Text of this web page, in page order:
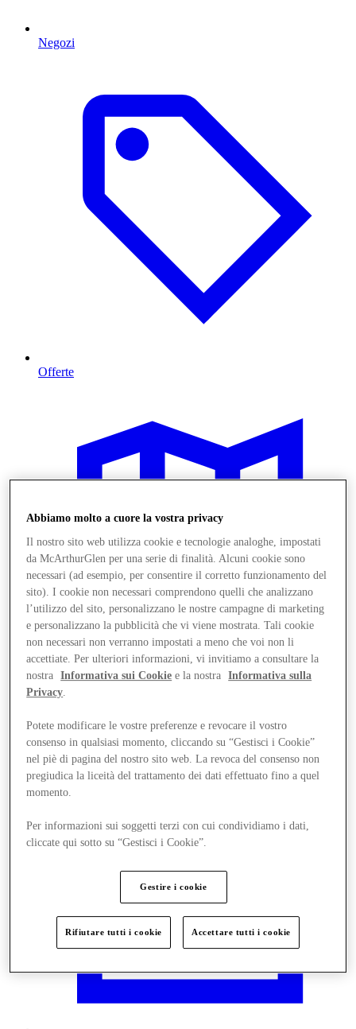
Negozi
Offerte
Vieni a trovarci
Abbiamo molto a cuore la vostra privacy
Il nostro sito web utilizza cookie e tecnologie analoghe, impostati
da McArthurGlen per una serie di finalità. Alcuni cookie sono
necessari (ad esempio, per consentire il corretto funzionamento del
sito). I cookie non necessari comprendono quelli che analizzano
l’utilizzo del sito, personalizzano le nostre campagne di marketing
e personalizzano la pubblicità che vi viene mostrata. Tali cookie
non necessari non verranno impostati a meno che voi non li
accettiate. Per ulteriori informazioni, vi invitiamo a consultare la
nostra
Informativa sui Cookie e la nostra
Informativa sulla
Privacy.
Potete modificare le vostre preferenze e revocare il vostro
consenso in qualsiasi momento, cliccando su “Gestisci i Cookie”
nel piè di pagina del nostro sito web. La revoca del consenso non
pregiudica la liceità del trattamento dei dati effettuato fino a quel
momento.
Per informazioni sui soggetti terzi con cui condividiamo i dati,
cliccate qui sotto su “Gestisci i Cookie”.
Gestire i cookie
Rifiutare tutti i cookie Accettare tutti i cookie